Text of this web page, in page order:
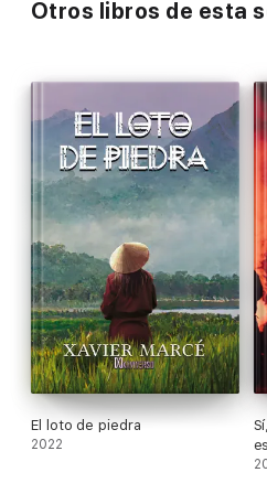
Otros libros de esta
El loto de piedra
2022